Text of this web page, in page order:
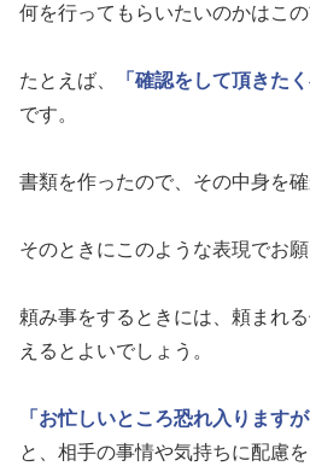
何を行ってもらいたいのかはこの
たとえば、 「確認をして頂きた
です。
書類を作ったので、その中身を
そのときにこのような表現でお願
頼み事をするときには、頼まれ
えるとよいでしょう。
「お忙しいところ恐れ入りますが
と、相手の事情や気持ちに配慮